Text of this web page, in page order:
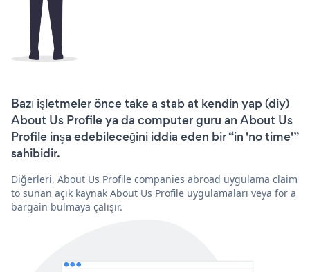
Bazı işletmeler önce take a stab at kendin yap (diy)
About Us Profile ya da computer guru an About Us
Profile inşa edebileceğini iddia eden bir “in 'no time'”
sahibidir.
Diğerleri, About Us Profile companies abroad uygulama claim
to sunan açık kaynak About Us Profile uygulamaları veya for a
bargain bulmaya çalışır.